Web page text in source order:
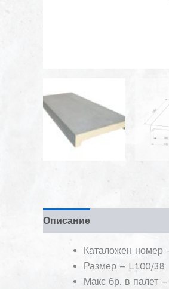
Описание
Каталожен номер
Размер – L100/38
Макс бр. в палет